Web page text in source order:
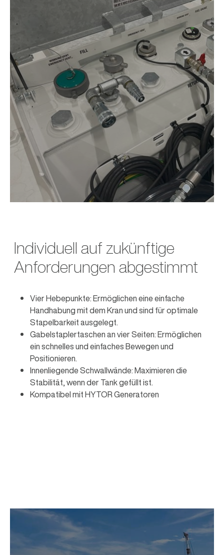
Individuell auf zukünftige
Anforderungen abgestimmt
Vier Hebepunkte: Ermöglichen eine einfache
Handhabung mit dem Kran und sind für optimale
Stapelbarkeit ausgelegt.
Gabelstaplertaschen an vier Seiten: Ermöglichen
ein schnelles und einfaches Bewegen und
Positionieren.
Innenliegende Schwallwände: Maximieren die
Stabilität, wenn der Tank gefüllt ist.
Kompatibel mit HYTOR Generatoren